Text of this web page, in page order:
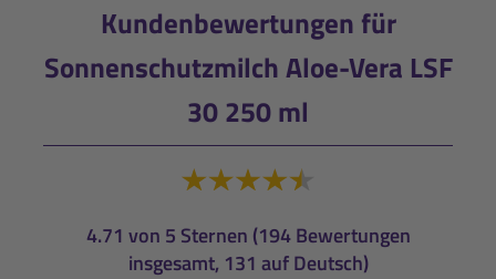
Kundenbewertungen für
Sonnenschutzmilch Aloe-Vera LSF
30 250 ml
4.71 von 5 Sternen (194 Bewertungen
insgesamt, 131 auf Deutsch)